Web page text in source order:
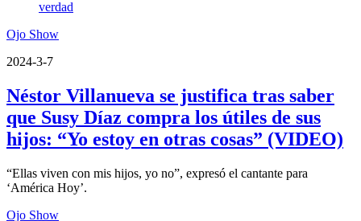
Ojo Show
2024-3-7
Néstor Villanueva se justifica tras saber
que Susy Díaz compra los útiles de sus
hijos: “Yo estoy en otras cosas” (VIDEO)
“Ellas viven con mis hijos, yo no”, expresó el cantante para
‘América Hoy’.
Ojo Show